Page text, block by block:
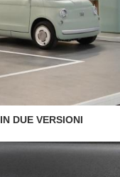
DUE VERSIONI